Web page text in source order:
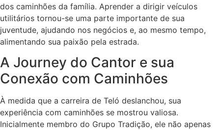
dos caminhões da família. Aprender a dirigir veículos
utilitários tornou-se uma parte importante de sua
juventude, ajudando nos negócios e, ao mesmo tempo,
alimentando sua paixão pela estrada.
A Journey do Cantor e sua
Conexão com Caminhões
À medida que a carreira de Teló deslanchou, sua
experiência com caminhões se mostrou valiosa.
Inicialmente membro do Grupo Tradição, ele não apenas